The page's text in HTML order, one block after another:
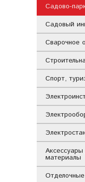
Садово-
Садовый
Сварочное
Спорт,
материалы